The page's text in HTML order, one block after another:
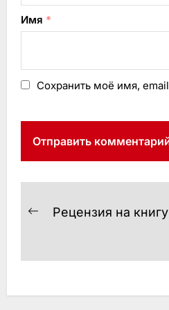
Имя *
Сохранить моё имя,
Навигация
записям
Предыдущая
Рецензия на